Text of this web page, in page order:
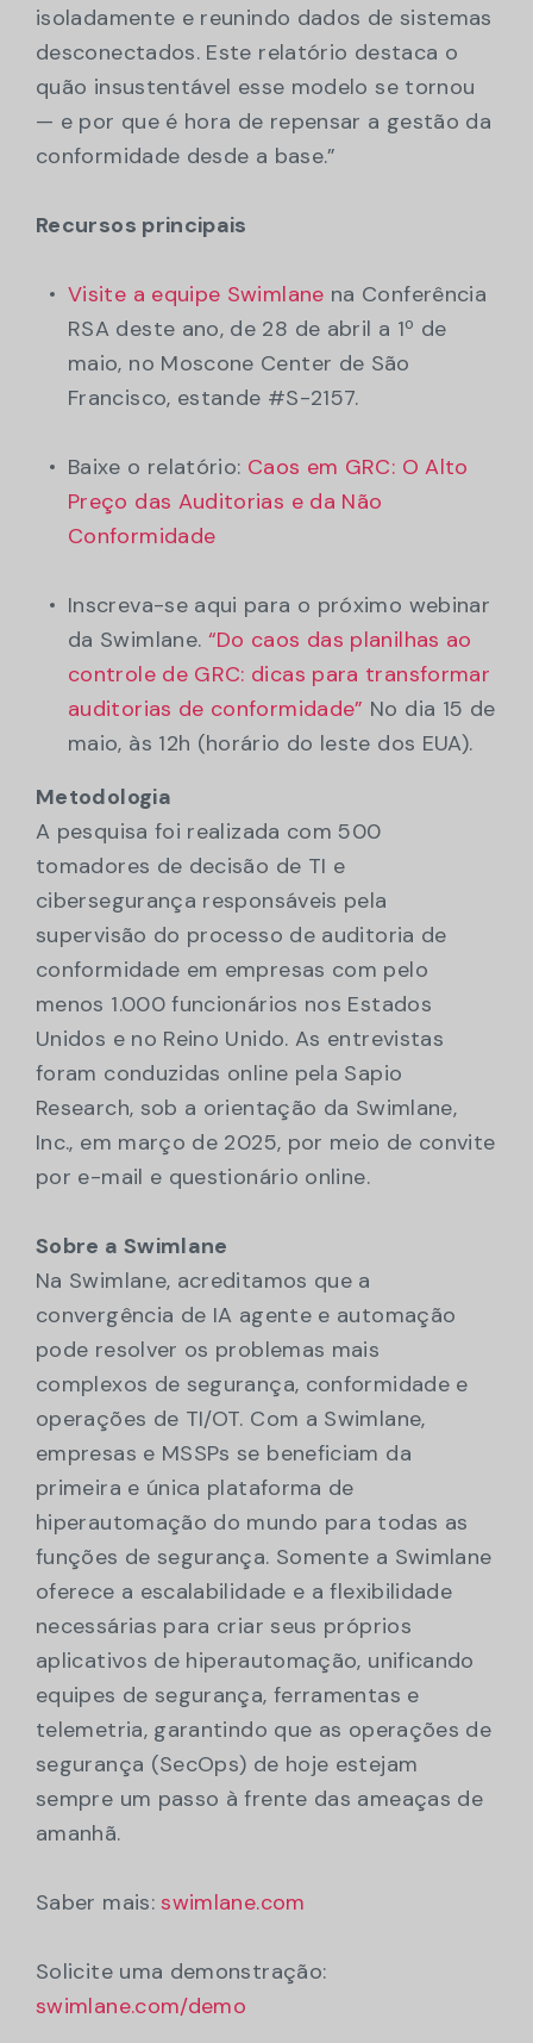
isoladamente e reunindo dados de sistemas
desconectados. Este relatório destaca o
quão insustentável esse modelo se tornou
— e por que é hora de repensar a gestão da
conformidade desde a base.”
Recursos principais
Visite a equipe Swimlane na Conferência
RSA deste ano, de 28 de abril a 1º de
maio, no Moscone Center de São
Francisco, estande #S-2157.
Baixe o relatório: Caos em GRC: O Alto
Preço das Auditorias e da Não
Conformidade
Inscreva-se aqui para o próximo webinar
da Swimlane. “Do caos das planilhas ao
controle de GRC: dicas para transformar
auditorias de conformidade” No dia 15 de
maio, às 12h (horário do leste dos EUA).
Metodologia
A pesquisa foi realizada com 500
tomadores de decisão de TI e
cibersegurança responsáveis pela
supervisão do processo de auditoria de
conformidade em empresas com pelo
menos 1.000 funcionários nos Estados
Unidos e no Reino Unido. As entrevistas
foram conduzidas online pela Sapio
Research, sob a orientação da Swimlane,
Inc., em março de 2025, por meio de convite
por e-mail e questionário online.
Sobre a Swimlane
Na Swimlane, acreditamos que a
convergência de IA agente e automação
pode resolver os problemas mais
complexos de segurança, conformidade e
operações de TI/OT. Com a Swimlane,
empresas e MSSPs se beneficiam da
primeira e única plataforma de
hiperautomação do mundo para todas as
funções de segurança. Somente a Swimlane
oferece a escalabilidade e a flexibilidade
necessárias para criar seus próprios
aplicativos de hiperautomação, unificando
equipes de segurança, ferramentas e
telemetria, garantindo que as operações de
segurança (SecOps) de hoje estejam
sempre um passo à frente das ameaças de
amanhã.
Saber mais:swimlane.com
Solicite uma demonstração:
swimlane.com/demo